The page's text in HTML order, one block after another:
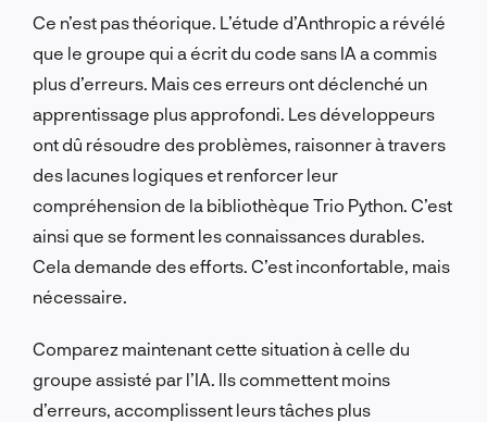
Ce n’est pas théorique. L’étude d’Anthropic a révélé
que le groupe qui a écrit du code sans IA a commis
plus d’erreurs. Mais ces erreurs ont déclenché un
apprentissage plus approfondi. Les développeurs
ont dû résoudre des problèmes, raisonner à travers
des lacunes logiques et renforcer leur
compréhension de la bibliothèque Trio Python. C’est
ainsi que se forment les connaissances durables.
Cela demande des efforts. C’est inconfortable, mais
nécessaire.
Comparez maintenant cette situation à celle du
groupe assisté par l’IA. Ils commettent moins
d’erreurs, accomplissent leurs tâches plus